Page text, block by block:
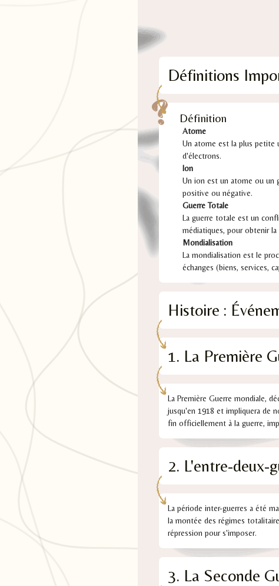
Définitions
Définition
Atome
Un atome est la plus petite
d'électrons.
Ion
Un ion est un atome ou un
positive ou négative.
Guerre Totale
La guerre totale est un
médiatiques, pour obtenir la
Mondialisation
La mondialisation est le
échanges (biens, services,
Histoire :
1. La Première
La Première Guerre mondiale,
jusqu'en 1918 et impliquera de
fin officiellement à la guerre,
2. L'entre-deux-
La période inter-guerres a été
la montée des régimes
répression pour s'imposer.
3. La Seconde